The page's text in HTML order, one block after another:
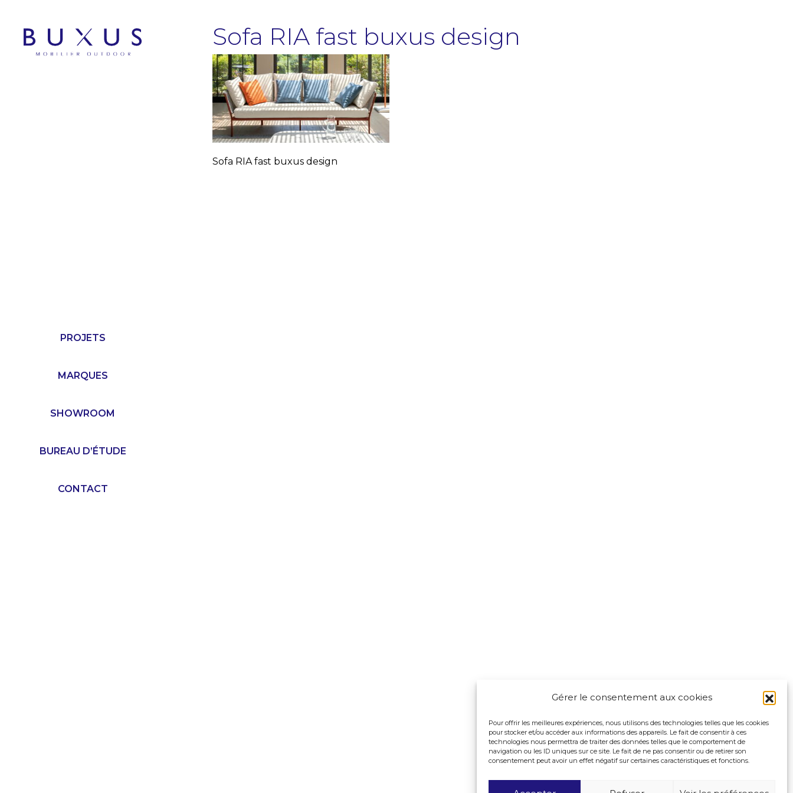
Gérer le consentement aux cookies
Pour offrir les meilleures expériences, nous utilisons des technologies telles que les cookies
pour stocker et/ou accéder aux informations des appareils. Le fait de consentir à ces
technologies nous permettra de traiter des données telles que le comportement de
navigation ou les ID uniques sur ce site. Le fait de ne pas consentir ou de retirer son
consentement peut avoir un effet négatif sur certaines caractéristiques et fonctions.
PROJETS
MARQUES
SHOWROOM
BUREAU D’ÉTUDE
CONTACT
Sofa RIA fast buxus design
Sofa RIA fast buxus design